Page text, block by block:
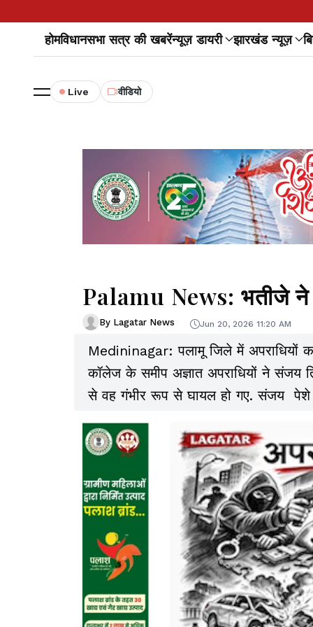
होमविधानसभा सत्र की खबरेंन्यूज़ डायरी झारखंड न्यूज़
Live वीडियो
Palamu News: भतीजे ने
By Lagatar News Jun 20, 2026 11:20 AM
Medininagar: पलामू जिले में अपराधियों
कॉलेज के समीप अज्ञात अपराधियों ने संजय
से वह गंभीर रूप से घायल हो गए. संजय पेशे